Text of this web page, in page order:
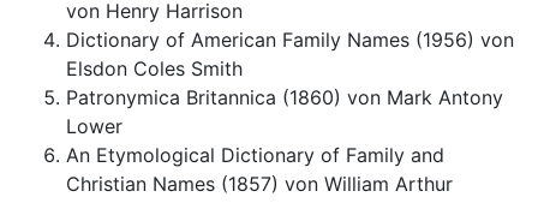
von Henry Harrison
Dictionary of American Family Names (1956) von
Elsdon Coles Smith
Patronymica Britannica (1860) von Mark Antony
Lower
An Etymological Dictionary of Family and
Christian Names (1857) von William Arthur